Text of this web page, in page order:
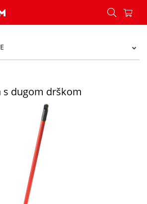
Lopatica s dugom drškom - Konzum
s dugom drškom